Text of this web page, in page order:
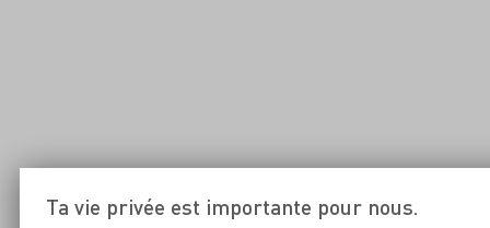
Ta vie privée est importante pour nous.